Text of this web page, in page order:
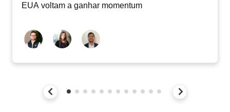
EUA voltam a ganhar momentum